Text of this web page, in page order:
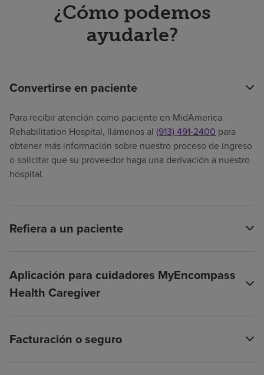
¿Cómo podemos
ayudarle?
Convertirse en paciente
Para recibir atención como paciente en MidAmerica
Rehabilitation Hospital, llámenos al (913) 491-2400 para
obtener más información sobre nuestro proceso de ingreso
o solicitar que su proveedor haga una derivación a nuestro
hospital.
Refiera a un paciente
Aplicación para cuidadores MyEncompass
Health Caregiver
Facturación o seguro